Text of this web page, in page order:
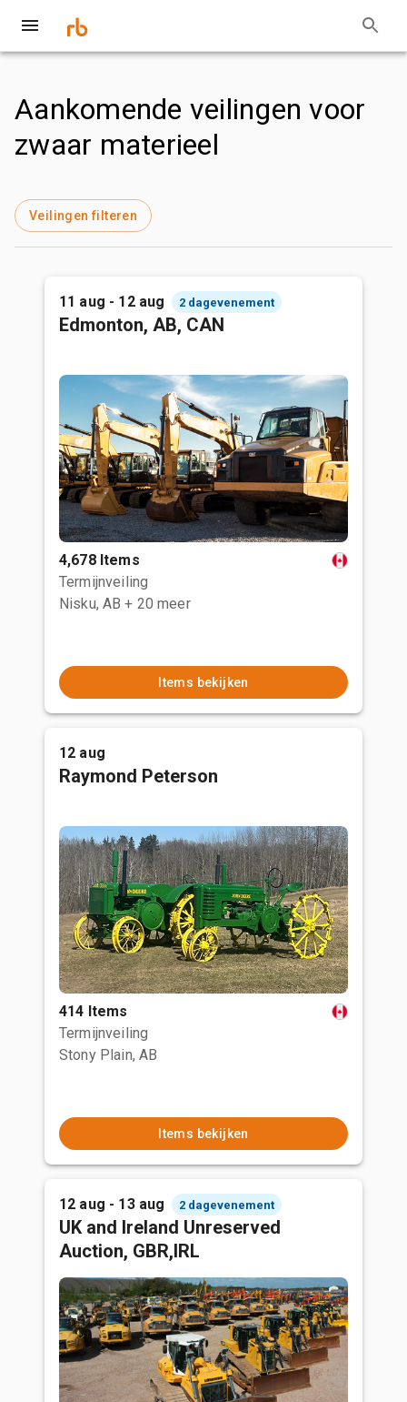
Aankomende veilingen voor
zwaar materieel
Veilingen filteren
11 aug - 12 aug 2 dagevenement
Edmonton, AB, CAN
4,678 Items
Termijnveiling
Nisku, AB + 20 meer
Items bekijken
12 aug
Raymond Peterson
414 Items
Termijnveiling
Stony Plain, AB
Items bekijken
12 aug - 13 aug 2 dagevenement
UK and Ireland Unreserved
Auction, GBR,IRL